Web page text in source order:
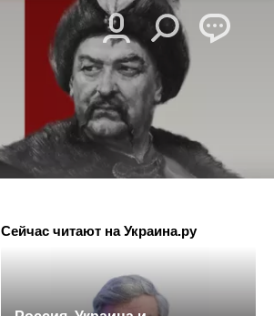
Сейчас читают на Украина.ру